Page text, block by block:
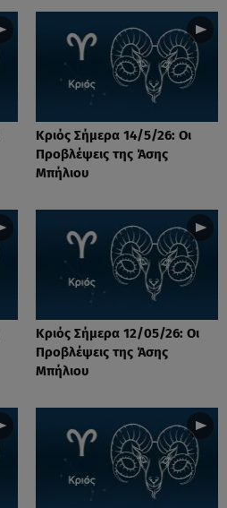
Κριός Σήμερα 14/5/26: Οι
Προβλέψεις της Άσης
Μπήλιου
Κριός Σήμερα 12/05/26: Οι
Προβλέψεις της Άσης
Μπήλιου